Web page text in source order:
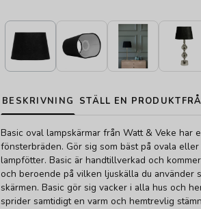
BESKRIVNING STÄLL EN
Basic oval lampskärmar från Watt & Veke har
fönsterbräden. Gör sig som bäst på ovala eller
lampfötter. Basic är handtillverkad och
och beroende på vilken ljuskälla du använder
skärmen. Basic gör sig vacker i alla hus och
sprider samtidigt en varm och hemtrevlig